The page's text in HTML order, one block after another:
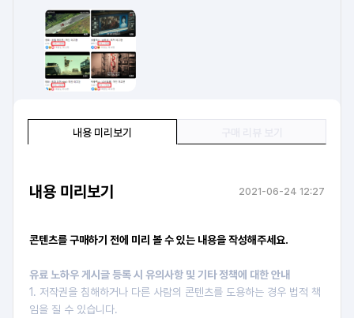
내용 미리보기
내용 미리보기 2021-06-24 12:27
콘텐츠를 구매하기 전에 미리 볼 수 있는 내용을 작성해주세요.
유료 노하우 게시글 등록 시 유의사항 및 기타 정책에 대한 안내
1. 저작권을 침해하거나 다른 사람의 콘텐츠를 도용하는 경우 법적 책
임을 질 수 있습니다.